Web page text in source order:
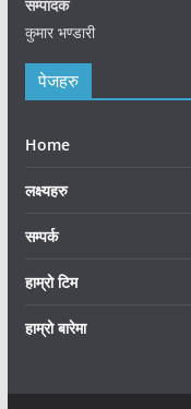
सम्पादक
कुमार भण्डारी
पेजहरु
Home
लक्ष्यहरु
सम्पर्क
हाम्रो टिम
हाम्रो बारेमा